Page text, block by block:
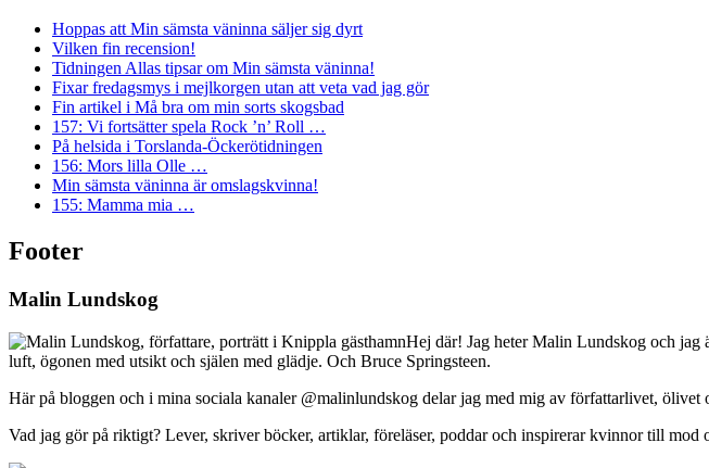
Hoppas att Min sämsta väninna säljer sig dyrt
Vilken fin recension!
Tidningen Allas tipsar om Min sämsta väninna!
Fixar fredagsmys i mejlkorgen utan att veta vad jag gör
Fin artikel i Må bra om min sorts skogsbad
157: Vi fortsätter spela Rock ’n’ Roll …
På helsida i Torslanda-Öckerötidningen
156: Mors lilla Olle …
Min sämsta väninna är omslagskvinna!
155: Mamma mia …
Footer
Malin Lundskog
Hej där! Jag heter Malin Lundskog och jag
luft, ögonen med utsikt och själen med glädje. Och Bruce Springsteen.
Här på bloggen och i mina sociala kanaler @malinlundskog delar jag med mig av författarlivet,
Vad jag gör på riktigt? Lever, skriver böcker, artiklar, föreläser, poddar och inspirerar kvinnor till mod